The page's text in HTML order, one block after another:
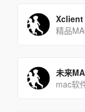
Xclient
未来
mac软